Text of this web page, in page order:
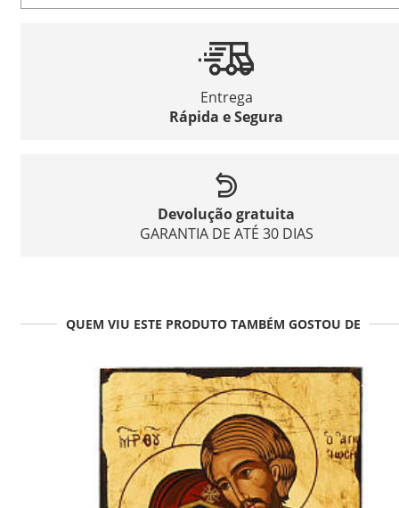
Entrega
Rápida e Segura
Devolução gratuita
GARANTIA DE ATÉ 30 DIAS
QUEM VIU ESTE PRODUTO TAMBÉM GOSTOU DE